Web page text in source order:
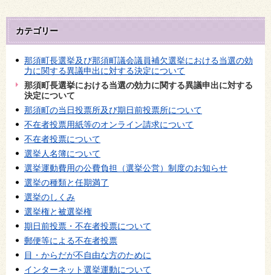
カテゴリー
那須町長選挙及び那須町議会議員補欠選挙における当選の効
力に関する異議申出に対する決定について
那須町長選挙における当選の効力に関する異議申出に対する
決定について
那須町の当日投票所及び期日前投票所について
不在者投票用紙等のオンライン請求について
不在者投票について
選挙人名簿について
選挙運動費用の公費負担（選挙公営）制度のお知らせ
選挙の種類と任期満了
選挙のしくみ
選挙権と被選挙権
期日前投票・不在者投票について
郵便等による不在者投票
目・からだが不自由な方のために
インターネット選挙運動について